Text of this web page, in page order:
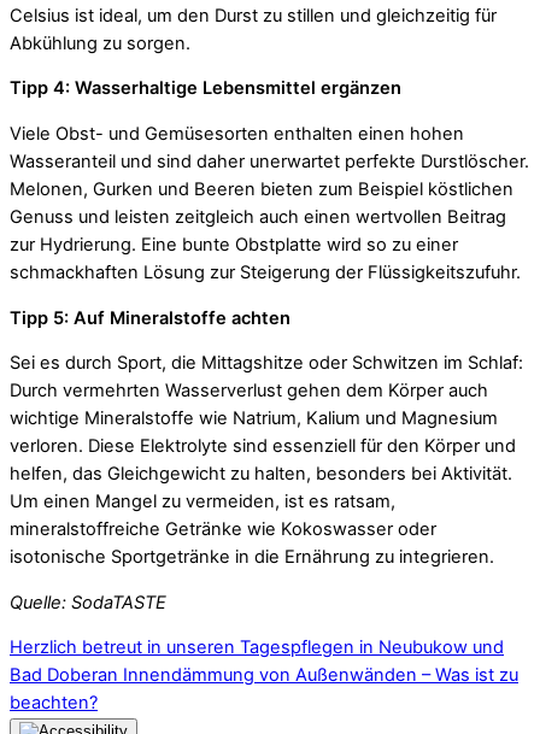
Celsius ist ideal, um den Durst zu stillen und gleichzeitig für
Abkühlung zu sorgen.
Tipp 4: Wasserhaltige Lebensmittel ergänzen
Viele Obst- und Gemüsesorten enthalten einen hohen
Wasseranteil und sind daher unerwartet perfekte Durstlöscher.
Melonen, Gurken und Beeren bieten zum Beispiel köstlichen
Genuss und leisten zeitgleich auch einen wertvollen Beitrag
zur Hydrierung. Eine bunte Obstplatte wird so zu einer
schmackhaften Lösung zur Steigerung der Flüssigkeitszufuhr.
Tipp 5: Auf Mineralstoffe achten
Sei es durch Sport, die Mittagshitze oder Schwitzen im Schlaf:
Durch vermehrten Wasserverlust gehen dem Körper auch
wichtige Mineralstoffe wie Natrium, Kalium und Magnesium
verloren. Diese Elektrolyte sind essenziell für den Körper und
helfen, das Gleichgewicht zu halten, besonders bei Aktivität.
Um einen Mangel zu vermeiden, ist es ratsam,
mineralstoffreiche Getränke wie Kokoswasser oder
isotonische Sportgetränke in die Ernährung zu integrieren.
Quelle: SodaTASTE
Herzlich betreut in unseren Tagespflegen in Neubukow und
Bad Doberan Innendämmung von Außenwänden – Was ist zu
beachten?